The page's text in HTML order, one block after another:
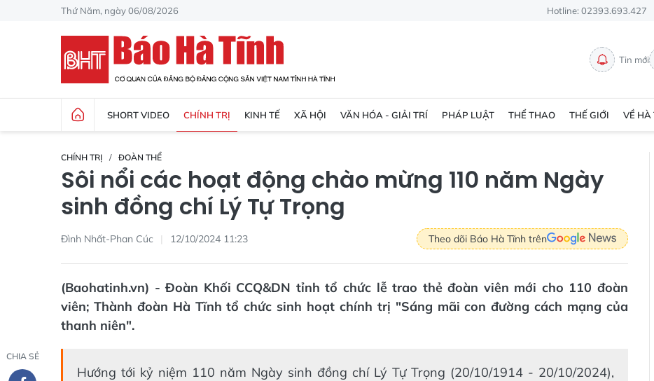
Thứ Năm, ngày 06/08/2026 Hotline: 02393.693.427
Tin mới
SHORT VIDEO CHÍNH TRỊ KINH TẾ XÃ HỘI VĂN HÓA - GIẢI TRÍ PHÁP LUẬT THỂ THAO THẾ GIỚI VỀ HÀ
CHÍNH TRỊ ĐOÀN THỂ
Sôi nổi các hoạt động chào mừng 110 năm Ngày
sinh đồng chí Lý Tự Trọng
Đình Nhất-Phan Cúc 12/10/2024 11:23 Theo dõi Báo Hà Tĩnh trên
(Baohatinh.vn) - Đoàn Khối CCQ&DN tỉnh tổ chức lễ trao thẻ đoàn viên mới cho 110 đoàn
viên; Thành đoàn Hà Tĩnh tổ chức sinh hoạt chính trị "Sáng mãi con đường cách mạng của
thanh niên".
CHIA SẺ
Hướng tới kỷ niệm 110 năm Ngày sinh đồng chí Lý Tự Trọng (20/10/1914 - 20/10/2024),